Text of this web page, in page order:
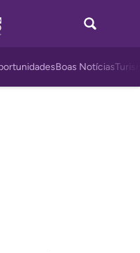
Boas Notícias